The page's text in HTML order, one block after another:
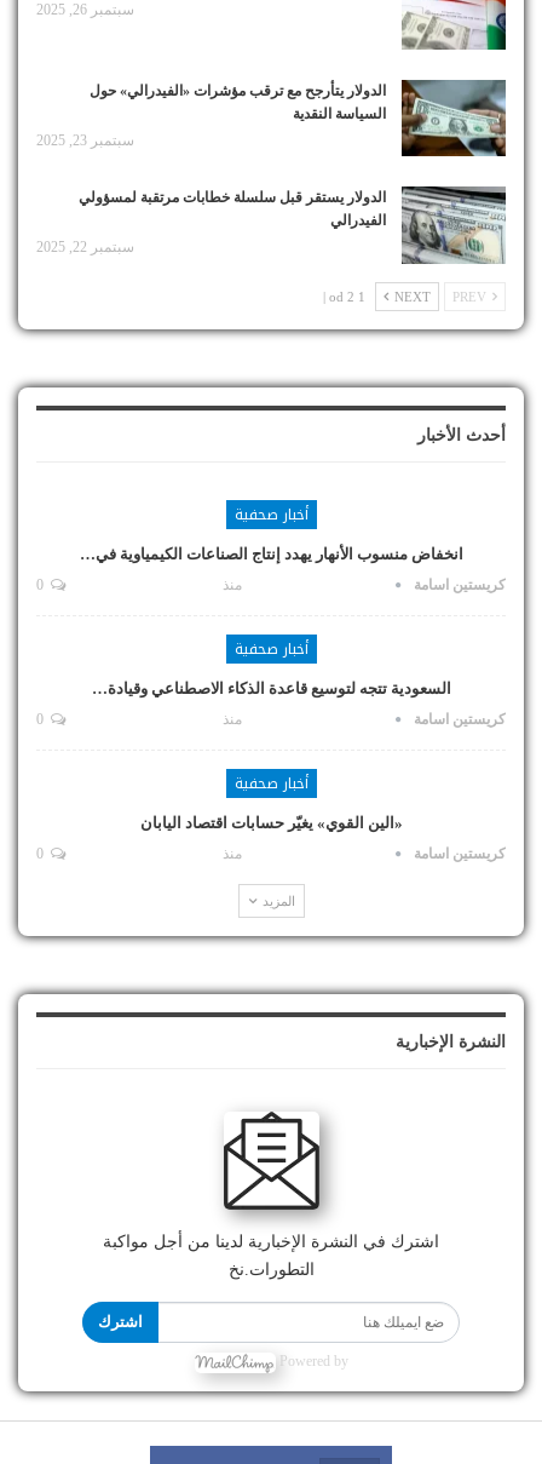
سبتمبر 26, 2025
الدولار يتأرجح مع ترقب مؤشرات «الفيدرالي» حول
السياسة النقدية
سبتمبر 23, 2025
الدولار يستقر قبل سلسلة خطابات مرتقبة لمسؤولي
الفيدرالي
سبتمبر 22, 2025
NEXT
1 od 2 |
أحدث الأخبار
أخبار صحفية
انخفاض منسوب الأنهار يهدد إنتاج الصناعات الكيمياوية في…
كريستين اسامة منذ
أخبار صحفية
السعودية تتجه لتوسيع قاعدة الذكاء الاصطناعي وقيادة…
كريستين اسامة منذ
أخبار صحفية
«الين القوي» يغيّر حسابات اقتصاد اليابان
كريستين اسامة منذ
المزيد
النشرة الإخبارية
اشترك في النشرة الإخبارية لدينا من أجل مواكبة
التطورات.نخ
اشترك
Powered by